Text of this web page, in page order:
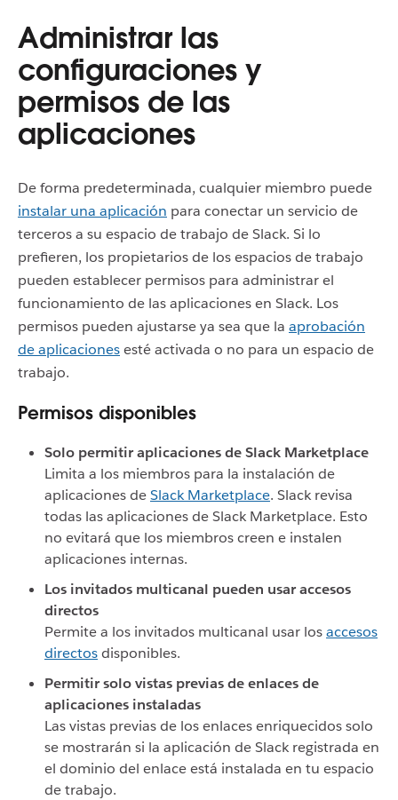
Administrar las
configuraciones y
permisos de las
aplicaciones
De forma predeterminada, cualquier miembro puede
instalar una aplicación para conectar un servicio de
terceros a su espacio de trabajo de Slack. Si lo
prefieren, los propietarios de los espacios de trabajo
pueden establecer permisos para administrar el
funcionamiento de las aplicaciones en Slack. Los
permisos pueden ajustarse ya sea que la aprobación
de aplicacionesesté activada o no para un espacio de
trabajo.
Permisos disponibles
Solo permitir aplicaciones de Slack Marketplace
Limita a los miembros para la instalación de
aplicaciones deSlack Marketplace. Slack revisa
todas las aplicaciones de Slack Marketplace. Esto
no evitará que los miembros creen e instalen
aplicaciones internas.
Los invitados multicanal pueden usar accesos
directos
Permite a los invitados multicanal usar losaccesos
directosdisponibles.
Permitir solo vistas previas de enlaces de
aplicaciones instaladas
Las vistas previas de los enlaces enriquecidos solo
se mostrarán si la aplicación de Slack registrada en
el dominio del enlace está instalada en tu espacio
de trabajo.